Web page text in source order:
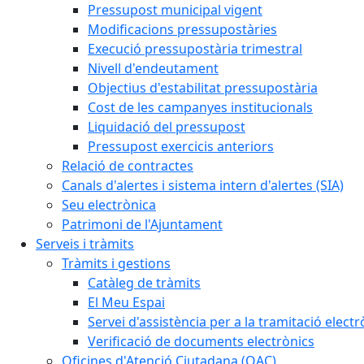
Pressupost municipal vigent
Modificacions pressupostàries
Execució pressupostària trimestral
Nivell d'endeutament
Objectius d'estabilitat pressupostària
Cost de les campanyes institucionals
Liquidació del pressupost
Pressupost exercicis anteriors
Relació de contractes
Canals d'alertes i sistema intern d'alertes (SIA)
Seu electrònica
Patrimoni de l'Ajuntament
Serveis i tràmits
Tràmits i gestions
Catàleg de tràmits
El Meu Espai
Servei d'assistència per a la tramitació
Verificació de documents electrònics